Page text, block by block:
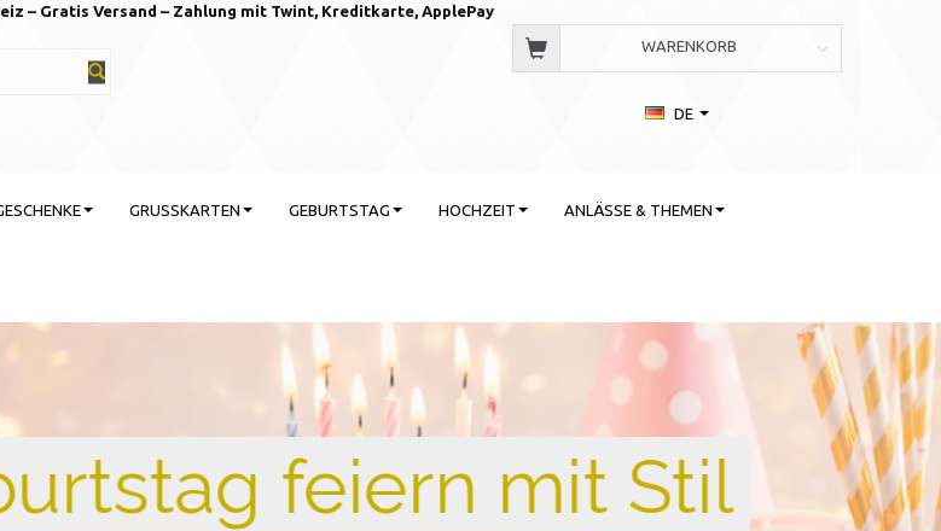
– Gratis Versand – Zahlung mit Twint, Kreditkarte, ApplePay
WARENKORB
DE
GRUSSKARTEN GEBURTSTAG HOCHZEIT ANLÄSSE & THEMEN
feiern mit Stil